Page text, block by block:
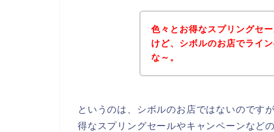
色々とお得なスプリングセ
けど、シボルのお店でライ
な～。
というのは、シボルのお店ではないのです
得なスプリングセールやキャンペーンなど